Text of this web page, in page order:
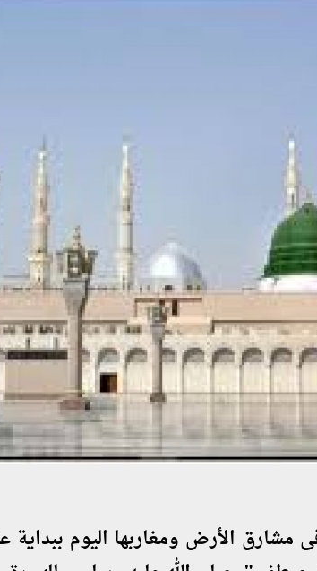
مشارق الأرض ومغاربها اليوم